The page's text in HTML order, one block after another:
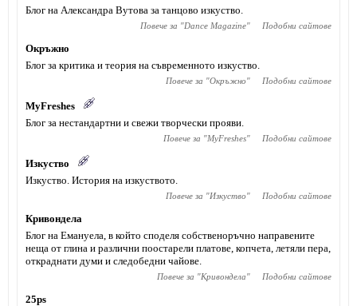
Блог на Александра Вутова за танцово изкуство.
Повече за "Dance Magazine" Подобни сайтове
Окръжно
Блог за критика и теория на съвременното изкуство.
Повече за "Окръжно" Подобни сайтове
MyFreshes
Блог за нестандартни и свежи творчески прояви.
Повече за "MyFreshes" Подобни сайтове
Изкуство
Изкуство. История на изкуството.
Повече за "Изкуство" Подобни сайтове
Кривондела
Блог на Емануела, в който споделя собственоръчно направените
неща от глина и различни поостарели платове, копчета, летяли пера,
откраднати думи и следобедни чайове.
Повече за "Кривондела" Подобни сайтове
25ps